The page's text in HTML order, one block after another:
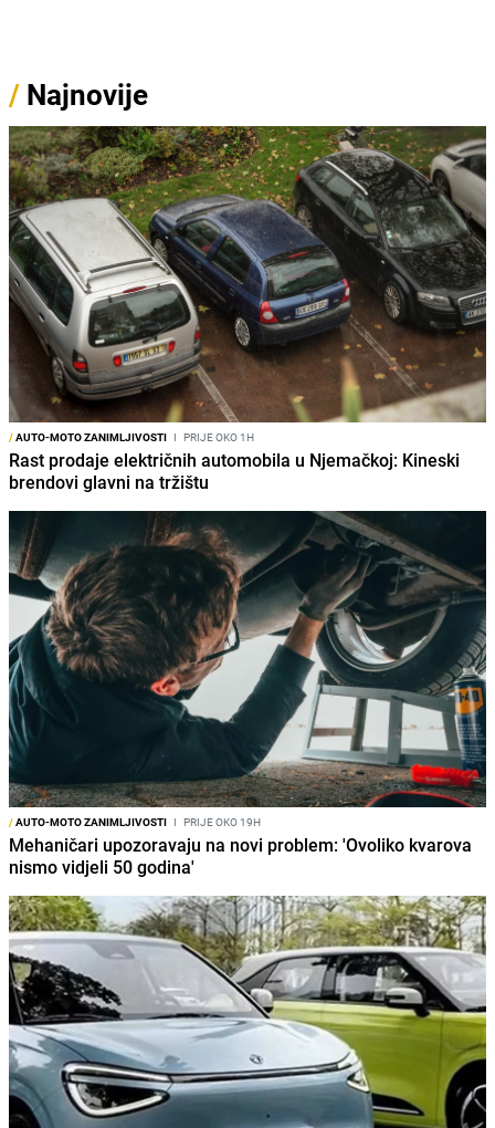
/ Najnovije
/AUTO-MOTO ZANIMLJIVOSTI I PRIJE OKO 1H
Rast prodaje električnih automobila u Njemačkoj: Kineski
brendovi glavni na tržištu
/AUTO-MOTO ZANIMLJIVOSTI I PRIJE OKO 19H
Mehaničari upozoravaju na novi problem: 'Ovoliko kvarova
nismo vidjeli 50 godina'